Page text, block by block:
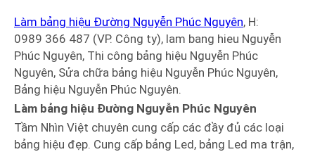
Làm bảng hiệu Đường Nguyễn Phúc Nguyên, H:
0989 366 487 (VP. Công ty), lam bang hieu Nguyễn
Phúc Nguyên, Thi công bảng hiệu Nguyễn Phúc
Nguyên, Sửa chữa bảng hiệu Nguyễn Phúc Nguyên,
Bảng hiệu Nguyễn Phúc Nguyên.
Làm bảng hiệu Đường Nguyễn Phúc Nguyên
Tầm Nhìn Việt chuyên cung cấp các đầy đủ các loại
bảng hiệu đẹp. Cung cấp bảng Led, bảng Led ma trận,